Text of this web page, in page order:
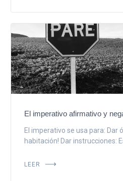
El imperativo afirmativo y
El imperativo se usa para: Dar
habitación! Dar instrucciones:
LEER